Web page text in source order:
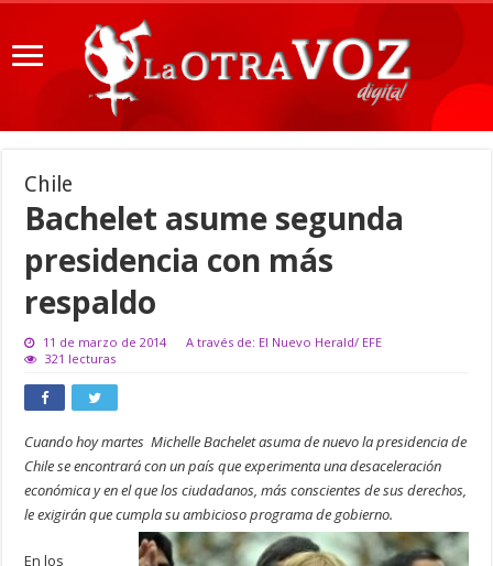
Chile
Bachelet asume segunda
presidencia con más
respaldo
11 de marzo de 2014
A través de: El Nuevo Herald/ EFE
321 lecturas
Cuando hoy martes Michelle Bachelet asuma de nuevo la presidencia de
Chile se encontrará con un país que experimenta una desaceleración
económica y en el que los ciudadanos, más conscientes de sus derechos,
le exigirán que cumpla su ambicioso programa de gobierno.
En los